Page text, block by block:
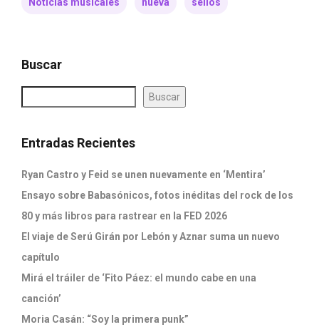
Buscar
Buscar
Entradas Recientes
Ryan Castro y Feid se unen nuevamente en ‘Mentira’
Ensayo sobre Babasónicos, fotos inéditas del rock de los
80 y más libros para rastrear en la FED 2026
El viaje de Serú Girán por Lebón y Aznar suma un nuevo
capítulo
Mirá el tráiler de ‘Fito Páez: el mundo cabe en una
canción’
Moria Casán: “Soy la primera punk”